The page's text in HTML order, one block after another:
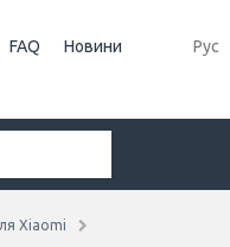
Рус
FAQ Новини
Xiaomi